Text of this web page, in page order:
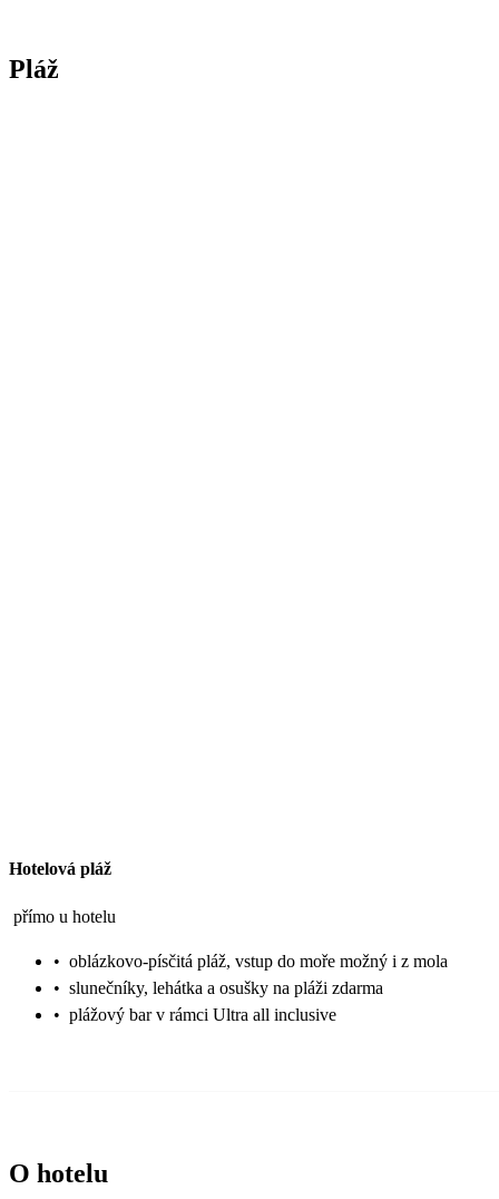
Pláž
Hotelová pláž
přímo u hotelu
• oblázkovo-písčitá pláž, vstup do moře možný i z mola
• slunečníky, lehátka a osušky na pláži zdarma
• plážový bar v rámci Ultra all inclusive
O hotelu